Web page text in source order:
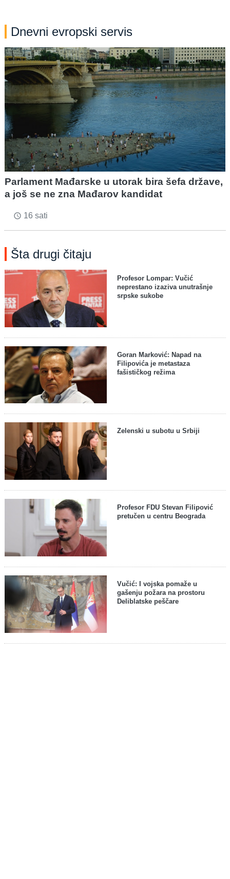
Dnevni evropski servis
Parlament Mađarske u utorak bira šefa države,
a još se ne zna Mađarov kandidat
access_time 16 sati
Šta drugi čitaju
Profesor Lompar: Vučić
neprestano izaziva unutrašnje
srpske sukobe
Goran Marković: Napad na
Filipovića je metastaza
fašističkog režima
Zelenski u subotu u Srbiji
Profesor FDU Stevan Filipović
pretučen u centru Beograda
Vučić: I vojska pomaže u
gašenju požara na prostoru
Deliblatske peščare